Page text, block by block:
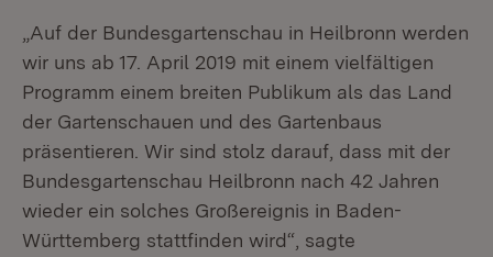
„Auf der Bundesgartenschau in Heilbronn werden
wir uns ab 17. April 2019 mit einem vielfältigen
Programm einem breiten Publikum als das Land
der Gartenschauen und des Gartenbaus
präsentieren. Wir sind stolz darauf, dass mit der
Bundesgartenschau Heilbronn nach 42 Jahren
wieder ein solches Großereignis in Baden-
Württemberg stattfinden wird“, sagte